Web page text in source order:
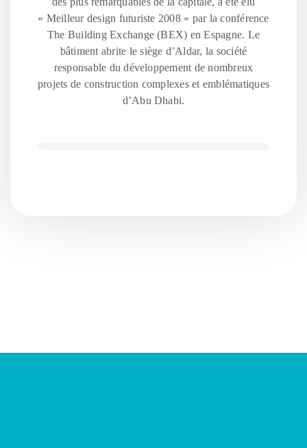
« Meilleur design futuriste 2008 » par la conférence
The Building Exchange (BEX) en Espagne. Le
bâtiment abrite le siège d’Aldar, la société
responsable du développement de nombreux
projets de construction complexes et emblématiques
d’Abu Dhabi.